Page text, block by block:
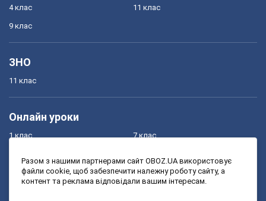
4 клас
9 клас
11 клас
ЗНО
11 клас
Онлайн уроки
1 клас
3 клас
7 клас
9 клас
Разом з нашими партнерами сайт OBOZ.UA використовує
файли cookie, щоб забезпечити належну роботу сайту, а
контент та реклама відповідали вашим інтересам.